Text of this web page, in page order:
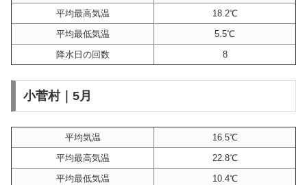
平均最高気温
18.2℃
平均最低気温
5.5℃
降水日の回数
8
小菅村｜5月
平均気温
16.5℃
平均最高気温
22.8℃
平均最低気温
10.4℃